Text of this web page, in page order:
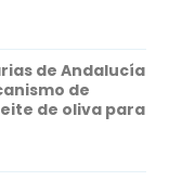
de Andalucía
de
de oliva para